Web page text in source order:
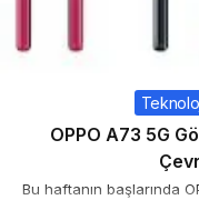
OPPO A73 5G
Bu haftanın başlarında